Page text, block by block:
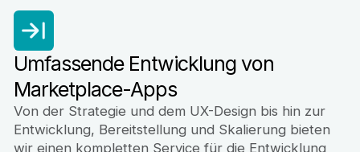
Umfassende Entwicklung von
Marketplace-Apps
Von der Strategie und dem UX-Design bis hin zur
Entwicklung, Bereitstellung und Skalierung bieten
wir einen kompletten Service für die Entwicklung